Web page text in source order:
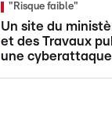
"Risque faible"
Un site du
et des Travaux
une cyberattaque